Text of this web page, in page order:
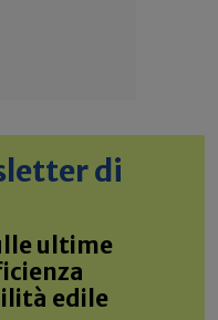
di
ultime
edile